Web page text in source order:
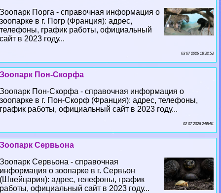
Зоопарк Порга - справочная информация о
зоопарке в г. Погр (Франция): адрес,
телефоны, график работы, официальный
сайт в 2023 году...
03 07 2026 18:32:53
Зоопарк Пон-Скорфа
Зоопарк Пон-Скорфа - справочная информация о
зоопарке в г. Пон-Скорф (Франция): адрес, телефоны,
график работы, официальный сайт в 2023 году...
02 07 2026 2:55:51
Зоопарк Сервьона
Зоопарк Сервьона - справочная
информация о зоопарке в г. Сервьон
(Швейцария): адрес, телефоны, график
работы, официальный сайт в 2023 году...